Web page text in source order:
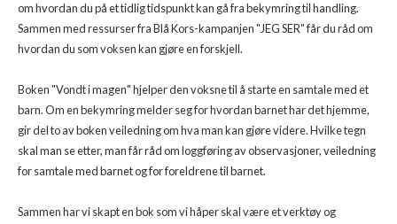
om hvordan du på et tidlig tidspunkt kan gå fra bekymring til handling.
Sammen med ressurser fra Blå Kors-kampanjen "JEG SER" får du råd om
hvordan du som voksen kan gjøre en forskjell.
Boken "Vondt i magen" hjelper den voksne til å starte en samtale med et
barn. Om en bekymring melder seg for hvordan barnet har det hjemme,
gir del to av boken veiledning om hva man kan gjøre videre. Hvilke tegn
skal man se etter, man får råd om loggføring av observasjoner, veiledning
for samtale med barnet og for foreldrene til barnet.
Sammen har vi skapt en bok som vi håper skal være et verktøy og